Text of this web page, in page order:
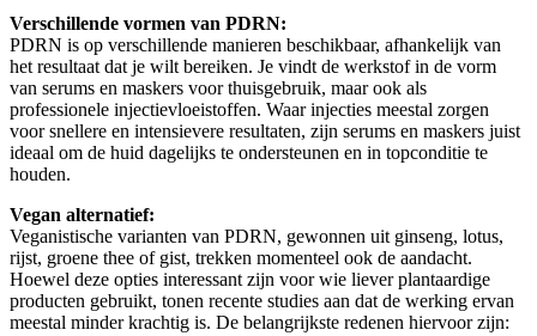
Verschillende vormen van PDRN:
PDRN is op verschillende manieren beschikbaar, afhankelijk van
het resultaat dat je wilt bereiken. Je vindt de werkstof in de vorm
van serums en maskers voor thuisgebruik, maar ook als
professionele injectievloeistoffen. Waar injecties meestal zorgen
voor snellere en intensievere resultaten, zijn serums en maskers juist
ideaal om de huid dagelijks te ondersteunen en in topconditie te
houden.
Vegan alternatief:
Veganistische varianten van PDRN, gewonnen uit ginseng, lotus,
rijst, groene thee of gist, trekken momenteel ook de aandacht.
Hoewel deze opties interessant zijn voor wie liever plantaardige
producten gebruikt, tonen recente studies aan dat de werking ervan
meestal minder krachtig is. De belangrijkste redenen hiervoor zijn: